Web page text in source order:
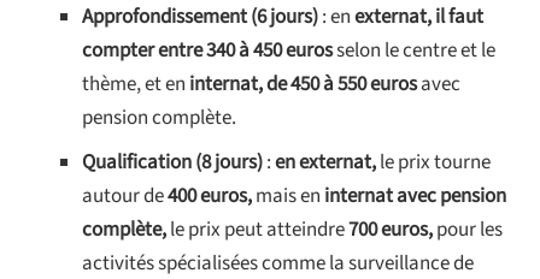
Approfondissement (6 jours): enexternat, il faut
compter entre 340 à 450 eurosselon le centre et le
thème, et en internat, de 450 à 550 eurosavec
pension complète.
Qualification (8 jours):en externat,le prix tourne
autour de400 euros,mais en internat avec pension
complète,le prix peut atteindre700 euros,pour les
activités spécialisées comme la surveillance de